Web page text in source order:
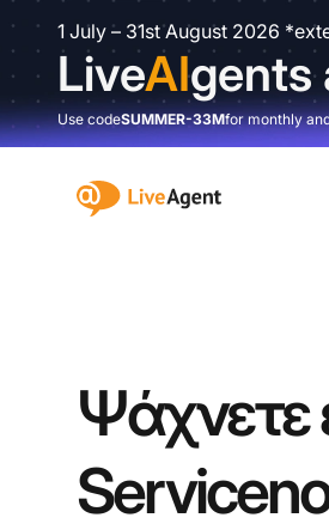
1 July – 31st August 2026
LiveAIgents
Use codeSUMMER-33Mfor monthly
:site.title
Ψάχνετε